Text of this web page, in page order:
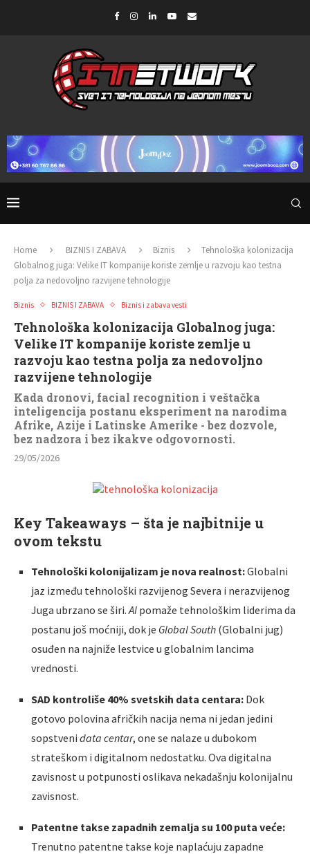
Home BIZNIS I ZABAVA Biznis
Tehnološka kolonizacija
Globalnog juga: Velike IT kompanije koriste zemlje u razvoju kao testna
polja za nedovoljno razvijene tehnologije
Biznis BIZNIS I ZABAVA Biznis i zabava vesti
Tehnološka kolonizacija Globalnog juga:
Velike IT kompanije koriste zemlje u
razvoju kao testna polja za nedovoljno
razvijene tehnologije
Kada dronovi, facial recognition i veštačka
inteligencija postanu eksperiment na narodima
Afrike, Azije i Latinske Amerike - bez dozvole,
bez nadzora i bez ikakve odgovornosti.
29/05/2026
Key Takeaways – šta je najbitnije u
ovom tekstu
Tehnološki kolonijalizam je nova realnost:Globalni
jaz između tehnološki razvijenog Severa i nerazvijenog
Juga ubrzano se širi. AI pomaže tehnološkim liderima da
postanu još moćniji, dok je Global South (Globalni jug)
osuđen na najniže lestvice u globalnim lancima
vrednosti.
SAD kontroliše 40% svetskih data centara: Dok
gotovo polovina afričkih nacija nema ni jedan jedini
sopstveni data centar, one se nalaze u dubokom
strateškom i digitalnom nedostatku. Ova digitalna
zavisnost u potpunosti oslikava nekadašnju kolonijalnu
zavisnost.
Patentne takse zapadnih zemalja su 100 puta veće:
Trenutno patentne takse koje naplaćuju zapadne